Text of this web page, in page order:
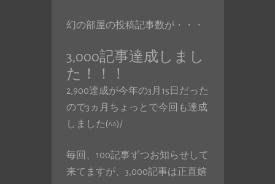
幻の部屋の投稿記事数が・・・
3,000記事達成しまし
た！！！
2,900達成が今年の3月15日だった
ので3ヵ月ちょっとで今回も達成
しました(^^)/
毎回、100記事ずつお知らせして
来てますが、3,000記事は正直嬉